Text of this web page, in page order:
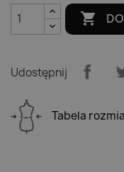

Udostępnij
Tabela